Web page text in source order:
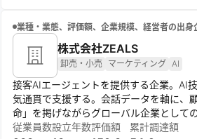
業種・業態、評価額、企業規模、経営者の出身
株式会社ZEALS
卸売・小売 マーケティング AI
接客AIエージェントを提供する企業。AI
気通貫で支援する。会話データを軸に、
命」を掲げながらグローバル企業として
従業員数設立年数評価額 累計調達額